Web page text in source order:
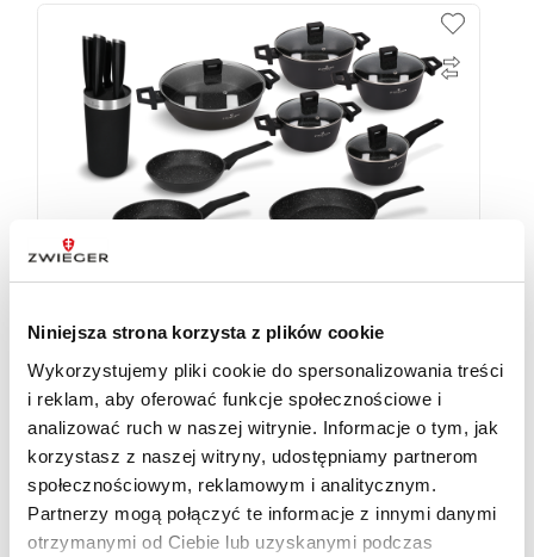
Niniejsza strona korzysta z plików cookie
Wykorzystujemy pliki cookie do spersonalizowania treści
i reklam, aby oferować funkcje społecznościowe i
analizować ruch w naszej witrynie. Informacje o tym, jak
korzystasz z naszej witryny, udostępniamy partnerom
społecznościowym, reklamowym i analitycznym.
Partnerzy mogą połączyć te informacje z innymi danymi
otrzymanymi od Ciebie lub uzyskanymi podczas
Zestaw garnków, patelni, noży w bloku 19 el. Forte
Zwieger + brytfanna Forte
1 159 zł